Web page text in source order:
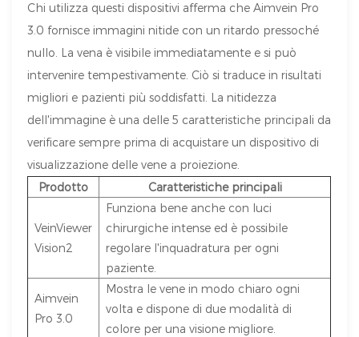
Chi utilizza questi dispositivi afferma che Aimvein Pro
3.0 fornisce immagini nitide con un ritardo pressoché
nullo. La vena è visibile immediatamente e si può
intervenire tempestivamente. Ciò si traduce in risultati
migliori e pazienti più soddisfatti. La nitidezza
dell'immagine è una delle 5 caratteristiche principali da
verificare sempre prima di acquistare un dispositivo di
visualizzazione delle vene a proiezione.
Prodotto
Caratteristiche principali
VeinViewer
Vision2
Funziona bene anche con luci
chirurgiche intense ed è possibile
regolare l'inquadratura per ogni
paziente.
Aimvein
Pro 3.0
Mostra le vene in modo chiaro ogni
volta e dispone di due modalità di
colore per una visione migliore.